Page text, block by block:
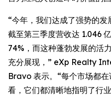
“今年，我们达成了强势的
截至第三季度营收达 1.046
74%，而这种蓬勃发展的活
充分展现，” eXp Realty
Bravo 表示。“每个市场都
看，它们都清晰地指明了行